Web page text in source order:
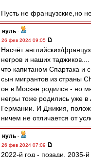
Пусть не французские,но
нуль -
26 фев 2024 09:05
Насчёт английских/
негров и наших таджиков....
что капитаном Спартака и
сын мигрантов из страны
он в Москве родился - но
негры тоже родились уже
Германии. И Джикия,
ничем не отличается от
нуль -
26 фев 2024 07:09
2022-й год - позади. 2035-й